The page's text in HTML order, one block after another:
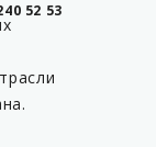
52 53